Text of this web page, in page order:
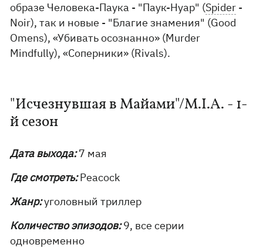
образе Человека-Паука - "Паук-Нуар" (Spider -
Noir), так и новые - "Благие знамения" (Good
Omens), «Убивать осознанно» (Murder
Mindfully), «Соперники» (Rivals).
"Исчезнувшая в Майами"/M.I.A. - 1-
й сезон
Дата выхода:7 мая
Где смотреть:Peacock
Жанр:уголовный триллер
Количество эпизодов:9, все серии
одновременно